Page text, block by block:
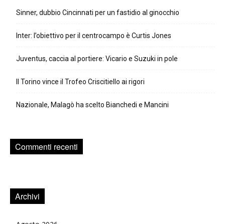
Sinner, dubbio Cincinnati per un fastidio al ginocchio
Inter: l’obiettivo per il centrocampo è Curtis Jones
Juventus, caccia al portiere: Vicario e Suzuki in pole
Il Torino vince il Trofeo Criscitiello ai rigori
Nazionale, Malagò ha scelto Bianchedi e Mancini
Commenti recenti
Archivi